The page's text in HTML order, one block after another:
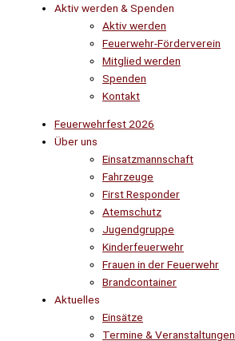
Aktiv werden & Spenden
Aktiv werden
Feuerwehr-Förderverein
Mitglied werden
Spenden
Kontakt
Feuerwehrfest 2026
Über uns
Einsatzmannschaft
Fahrzeuge
First Responder
Atemschutz
Jugendgruppe
Kinderfeuerwehr
Frauen in der Feuerwehr
Brandcontainer
Aktuelles
Einsätze
Termine & Veranstaltungen